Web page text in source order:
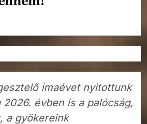
imaévet nyitottunk
évben is a palócság,
a gyökereink